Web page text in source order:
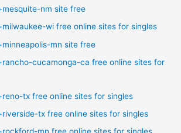
nm site free
wi free online sites for singles
mn site free
cucamonga-ca free online sites for
tx free online sites for singles
tx free online sites for singles